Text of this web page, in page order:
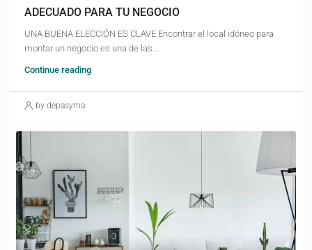
ADECUADO PARA TU NEGOCIO
UNA BUENA ELECCIÓN ES CLAVE Encontrar el local idóneo para
montar un negocio es una de las...
Continue reading
by depasyma